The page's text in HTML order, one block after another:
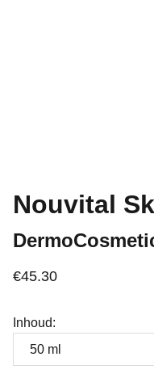
Nouvital
€45.30
Inhoud: